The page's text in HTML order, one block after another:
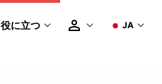
役に立つ JA